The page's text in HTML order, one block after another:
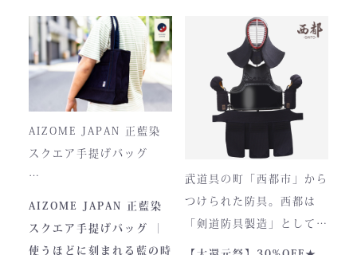
堅牢さ、美しい造形、そし
て驚くほどの機動力。実戦
に必要な「守り」と「動
き」を極限まで高めたこの
一式は、まさに現代剣道具
の完成形と呼ぶにふさわし
い逸品です。余計な装飾を
一切排し、機能美だけを追
求した姿。そこに宿るの
は、全日本武道具が誇
る“実用美”と魂の職人技で
正藍染ならではの深みある
色合いは、使い込むほどに
風合いが増し、唯一無二の
存在へと変化。
さらに、熊本の熟練職人に
AIZOME JAPAN 正藍染
スクエア手提げバッグ
とってもお洒落な和柄の手
提げバッグです。
内側には2つのポケットが
AIZOME JAPAN 正藍染
スクエア手提げバッグ ｜
使うほどに刻まれる藍の時
武道具の町「西都市」から
つけられた防具。西都は
「剣道防具製造」として町
のPRやふるさと納税のた